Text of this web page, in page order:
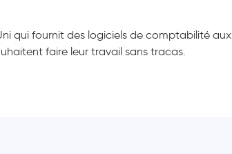
qui fournit des logiciels de comptabilité aux
faire leur travail sans tracas.